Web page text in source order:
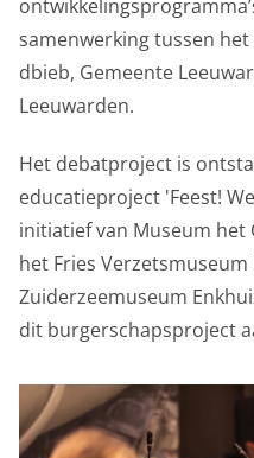
samenwerking tussen
dbieb, Gemeente
Leeuwarden.
Het debatproject is
educatieproject 'Feest!
initiatief van Museum het
het Fries
Zuiderzeemuseum
dit burgerschapsproject
Personalisatie cookies
We gebruiken
waarmee we jou de
op de website bekijkt of
We maken ook gebruik
Facebook en Instagram,
kunt delen met je
toestemming in voor
Personalisatie cookies
Gedeelde
We delen jouw